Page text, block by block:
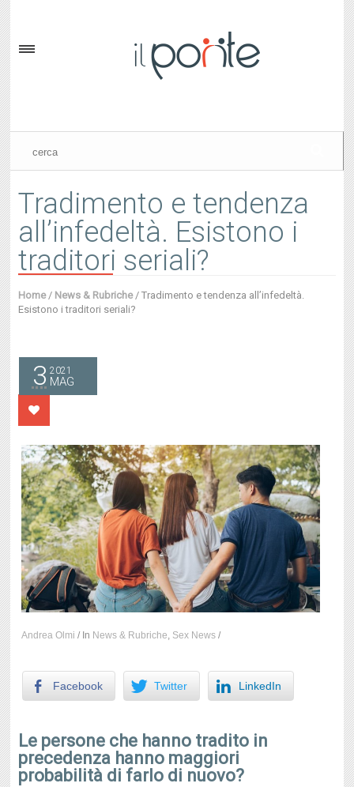
Tradimento e tendenza
all’infedeltà. Esistono i
traditori seriali?
Home / News & Rubriche /Tradimento e tendenza all’infedeltà.
Esistono i traditori seriali?
3 2021
MAG
Andrea Olmi / In News & Rubriche, Sex News /
Facebook Twitter LinkedIn
Le persone che hanno tradito in
precedenza hanno maggiori
probabilità di farlo di nuovo?